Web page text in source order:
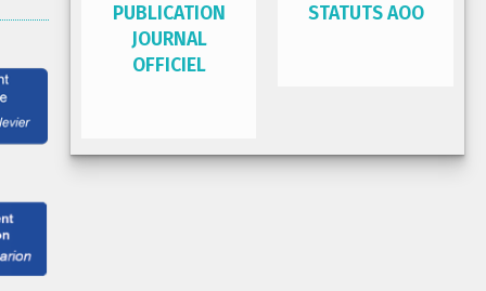
PUBLICATION
JOURNAL
OFFICIEL
STATUTS AOO